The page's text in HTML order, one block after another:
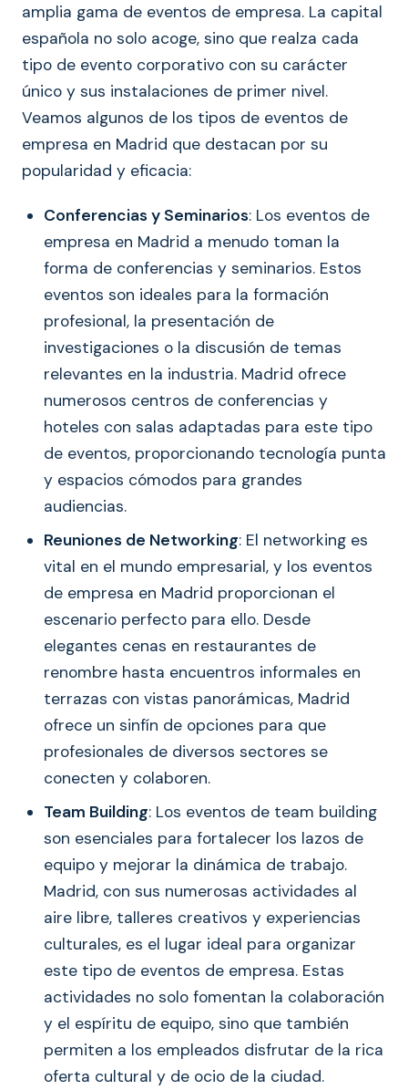
amplia gama de eventos de empresa. La capital
española no solo acoge, sino que realza cada
tipo de evento corporativo con su carácter
único y sus instalaciones de primer nivel.
Veamos algunos de los tipos de eventos de
empresa en Madrid que destacan por su
popularidad y eficacia:
Conferencias y Seminarios: Los eventos de
empresa en Madrid a menudo toman la
forma de conferencias y seminarios. Estos
eventos son ideales para la formación
profesional, la presentación de
investigaciones o la discusión de temas
relevantes en la industria. Madrid ofrece
numerosos centros de conferencias y
hoteles con salas adaptadas para este tipo
de eventos, proporcionando tecnología punta
y espacios cómodos para grandes
audiencias.
Reuniones de Networking: El networking es
vital en el mundo empresarial, y los eventos
de empresa en Madrid proporcionan el
escenario perfecto para ello. Desde
elegantes cenas en restaurantes de
renombre hasta encuentros informales en
terrazas con vistas panorámicas, Madrid
ofrece un sinfín de opciones para que
profesionales de diversos sectores se
conecten y colaboren.
Team Building: Los eventos de team building
son esenciales para fortalecer los lazos de
equipo y mejorar la dinámica de trabajo.
Madrid, con sus numerosas actividades al
aire libre, talleres creativos y experiencias
culturales, es el lugar ideal para organizar
este tipo de eventos de empresa. Estas
actividades no solo fomentan la colaboración
y el espíritu de equipo, sino que también
permiten a los empleados disfrutar de la rica
oferta cultural y de ocio de la ciudad.